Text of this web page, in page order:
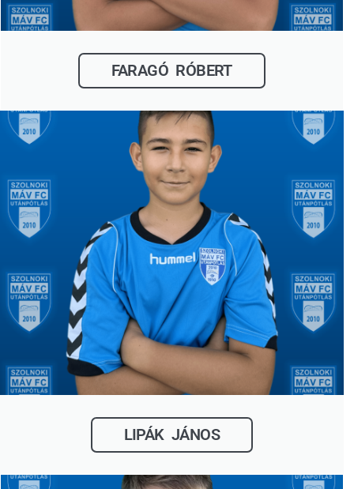
FARAGÓ RÓBERT
LIPÁK JÁNOS